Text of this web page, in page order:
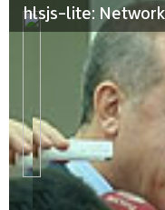
hlsjs-lite: